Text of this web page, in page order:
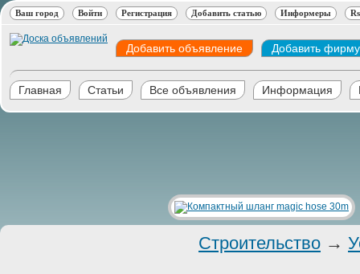
Ваш город Войти Регистрация Добавить статью Информеры
Добавить объявление Добавить фирму
Главная Статьи Все объявления Информация
Строительство →